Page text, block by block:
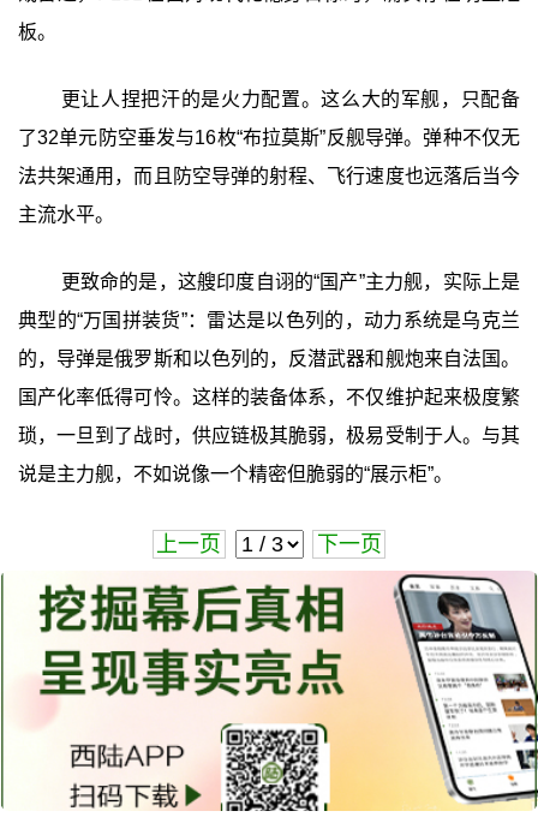
板。
更让人捏把汗的是火力配置。这么大的军舰，只配备
了32单元防空垂发与16枚“布拉莫斯”反舰导弹。弹种不仅无
法共架通用，而且防空导弹的射程、飞行速度也远落后当今
主流水平。
更致命的是，这艘印度自诩的“国产”主力舰，实际上是
典型的“万国拼装货”：雷达是以色列的，动力系统是乌克兰
的，导弹是俄罗斯和以色列的，反潜武器和舰炮来自法国。
国产化率低得可怜。这样的装备体系，不仅维护起来极度繁
琐，一旦到了战时，供应链极其脆弱，极易受制于人。与其
说是主力舰，不如说像一个精密但脆弱的“展示柜”。
上一页 下一页